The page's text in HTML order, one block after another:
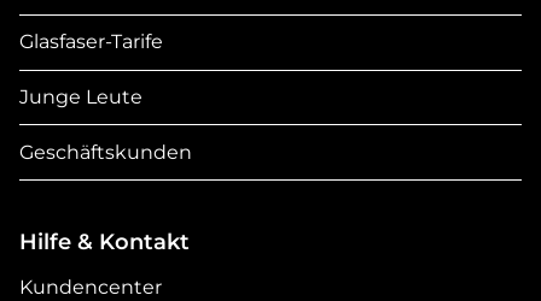
Glasfaser-Tarife
Junge Leute
Geschäftskunden
Hilfe & Kontakt
Kundencenter